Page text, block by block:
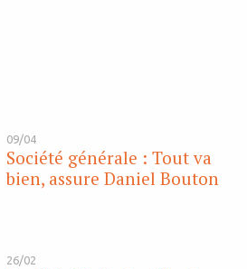
09/04
Société générale : Tout va
bien, assure Daniel Bouton
26/02